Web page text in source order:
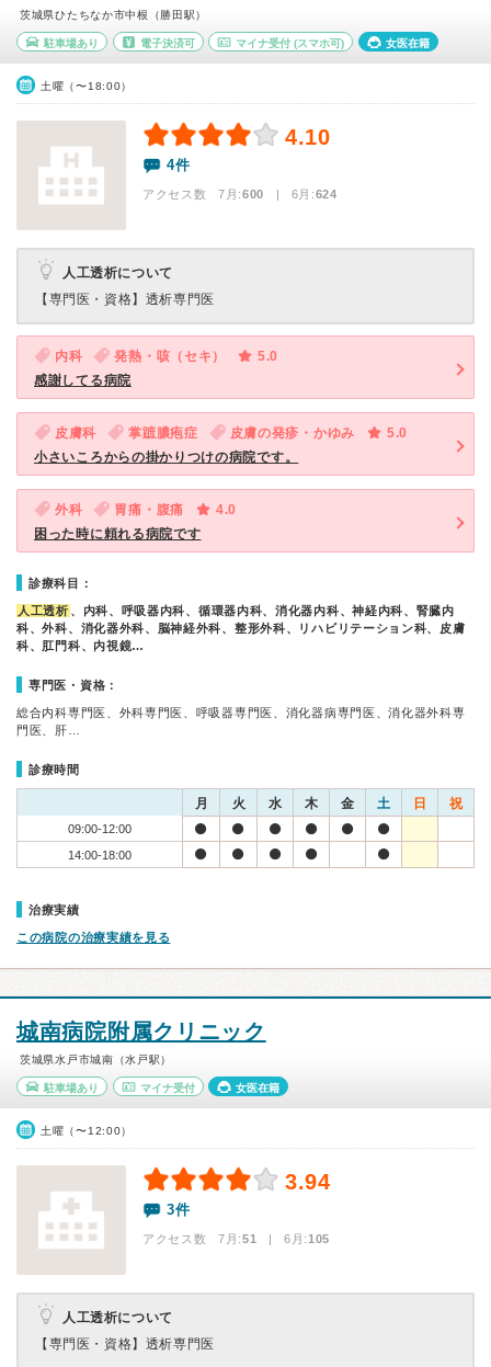
茨城県ひたちなか市中根（勝田駅）
駐車場あり 電子決済可 マイナ受付 (スマホ可) 女医在籍
土曜（〜18:00）
4.10
4件
アクセス数 7月:600 | 6月:624
人工透析について
【専門医・資格】 透析専門医
内科 発熱・咳（セキ）
5.0
感謝してる病院
皮膚科 掌蹠膿疱症 皮膚の発疹・かゆみ
5.0
小さいころからの掛かりつけの病院です。
外科 胃痛・腹痛
4.0
困った時に頼れる病院です
診療科目：
人工透析 、内科、呼吸器内科、循環器内科、消化器内科、神経内科、腎臓内
科、外科、消化器外科、脳神経外科、整形外科、リハビリテーション科、皮膚
科、肛門科、内視鏡…
専門医・資格：
総合内科専門医、外科専門医、呼吸器専門医、消化器病専門医、消化器外科専
門医、肝…
診療時間
月 火 水 木 金 土 日 祝
09:00-12:00
14:00-18:00
治療実績
この病院の治療実績を見る
城南病院附属クリニック
茨城県水戸市城南（水戸駅）
駐車場あり マイナ受付 女医在籍
土曜（〜12:00）
3.94
3件
アクセス数 7月:51 | 6月:105
人工透析について
【専門医・資格】 透析専門医